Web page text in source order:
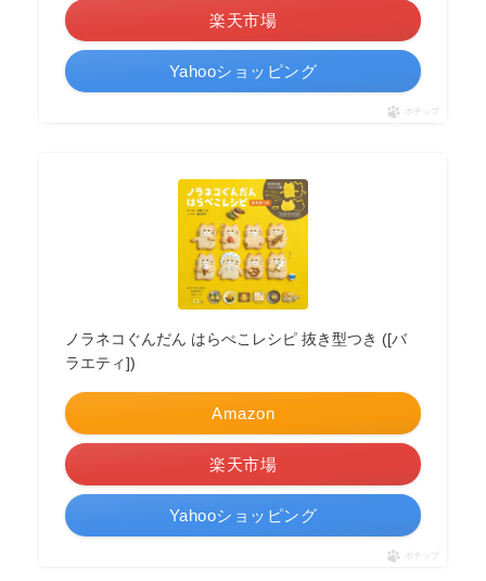
楽天市場
Yahooショッピング
ポチップ
ノラネコぐんだん はらぺこレシピ 抜き型つき ([バ
ラエティ])
Amazon
楽天市場
Yahooショッピング
ポチップ